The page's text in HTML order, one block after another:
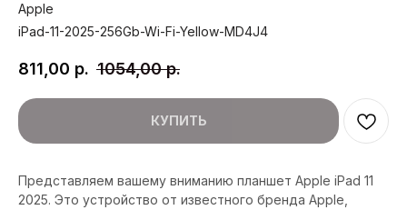
Apple
iPad-11-2025-256Gb-Wi-Fi-Yellow-MD4J4
811,00 р. 1054,00 р.
КУПИТЬ
Представляем вашему вниманию планшет Apple iPad 11
2025. Это устройство от известного бренда Apple,